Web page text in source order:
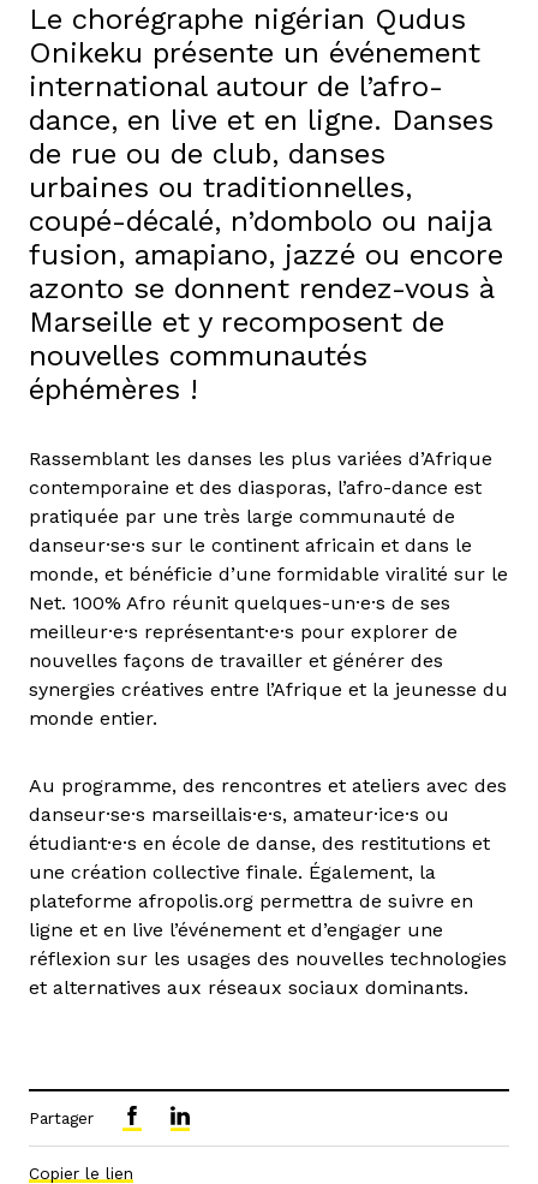
Le chorégraphe nigérian Qudus
Onikeku présente un événement
international autour de l’afro-
dance, en live et en ligne. Danses
de rue ou de club, danses
urbaines ou traditionnelles,
coupé-décalé, n’dombolo ou naija
fusion, amapiano, jazzé ou encore
azonto se donnent rendez-vous à
Marseille et y recomposent de
nouvelles communautés
éphémères !
Rassemblant les danses les plus variées d’Afrique
contemporaine et des diasporas, l’afro-dance est
pratiquée par une très large communauté de
danseur·se·s sur le continent africain et dans le
monde, et bénéficie d’une formidable viralité sur le
Net. 100% Afro réunit quelques-un·e·s de ses
meilleur·e·s représentant·e·s pour explorer de
nouvelles façons de travailler et générer des
synergies créatives entre l’Afrique et la jeunesse du
monde entier.
Au programme, des rencontres et ateliers avec des
danseur·se·s marseillais·e·s, amateur·ice·s ou
étudiant·e·s en école de danse, des restitutions et
une création collective finale. Également, la
plateforme afropolis.org permettra de suivre en
ligne et en live l’événement et d’engager une
réflexion sur les usages des nouvelles technologies
et alternatives aux réseaux sociaux dominants.
Partager
Copier le lien